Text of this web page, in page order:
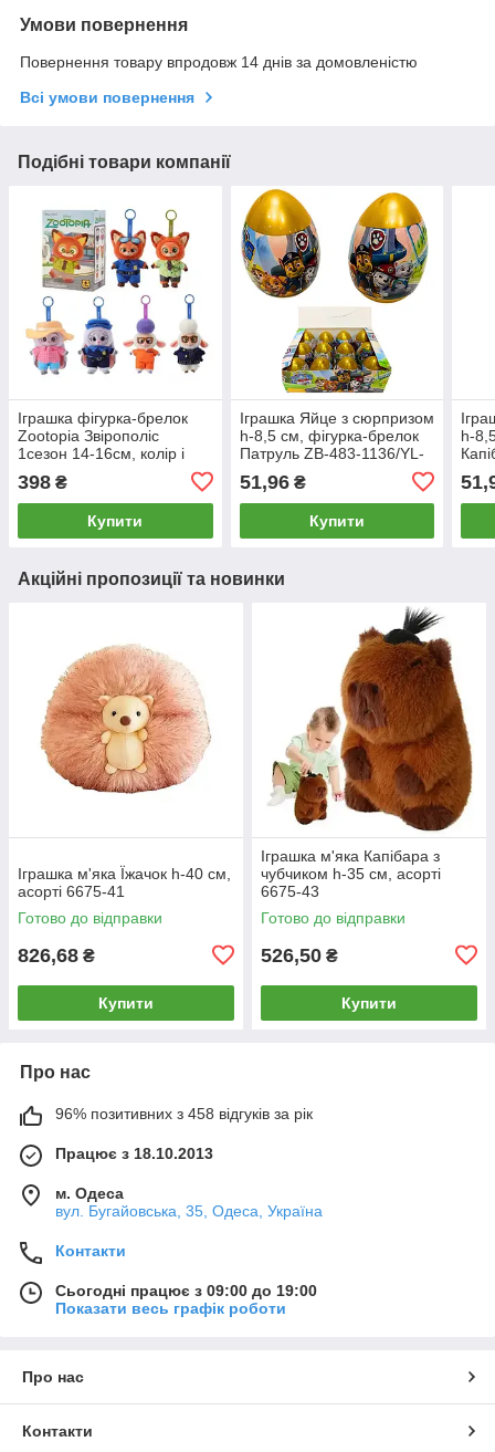
Умови повернення
Повернення товару впродовж 14 днів за домовленістю
Всі умови повернення
Подібні товари компанії
Іграшка фігурка-брелок
Zootopia Звірополіс
1сезон 14-16см, колір і
модель асорті - сюрприз
7290-зоо
398 ₴
Купити
Іграшка Яйце з сюрпризом
h-8,5 см, фігурка-брелок
Патруль ZB-483-1136/YL-
51,96₴
Купити
h-
Акційні пропозиції та новинки
Іграшка м'яка Їжачок h-40 см,
асорті 6675-41
Готово до відправки
826,68 ₴
Купити
Іграшка м'яка Капібара з
чубчиком h-35 см, асорті
6675-43
Готово до відправки
526,50 ₴
Купити
Про нас
96% позитивних з 458 відгуків за рік
Працює з 18.10.2013
м. Одеса
вул. Бугайовська, 35, Одеса, Україна
Контакти
Сьогодні працює з 09:00 до 19:00
Показати весь графік роботи
Про нас
Контакти